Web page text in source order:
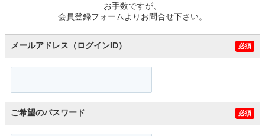
お手数ですが、
会員登録フォームよりお問合せ下さい。
メールアドレス（ログインID） 必須
ご希望のパスワード 必須